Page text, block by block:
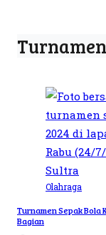
Olahraga
Turnamen Sepak Bola
Bagian